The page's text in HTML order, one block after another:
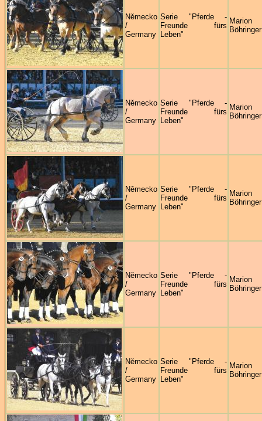
Německo
/
Germany
Serie "Pferde -
Freunde fürs
Leben"
Marion
Böhringer
Německo
/
Germany
Serie "Pferde -
Freunde fürs
Leben"
Marion
Böhringer
Německo
/
Germany
Serie "Pferde -
Freunde fürs
Leben"
Marion
Böhringer
Německo
/
Germany
Serie "Pferde -
Freunde fürs
Leben"
Marion
Böhringer
Německo
/
Germany
Serie "Pferde -
Freunde fürs
Leben"
Marion
Böhringer